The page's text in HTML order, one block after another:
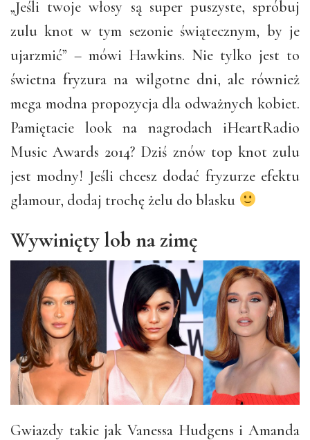
„Jeśli twoje włosy są super puszyste, spróbuj
zulu knot w tym sezonie świątecznym, by je
ujarzmić” – mówi Hawkins. Nie tylko jest to
świetna fryzura na wilgotne dni, ale również
mega modna propozycja dla odważnych kobiet.
Pamiętacie look na nagrodach iHeartRadio
Music Awards 2014? Dziś znów top knot zulu
jest modny! Jeśli chcesz dodać fryzurze efektu
glamour, dodaj trochę żelu do blasku
Wywinięty lob na zimę
Gwiazdy takie jak Vanessa Hudgens i Amanda